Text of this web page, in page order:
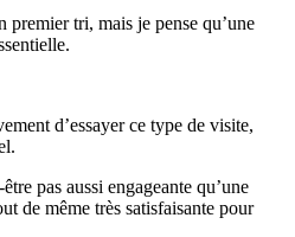
premier tri, mais je pense qu’une
d’essayer ce type de visite,
pas aussi engageante qu’une
de même très satisfaisante pour